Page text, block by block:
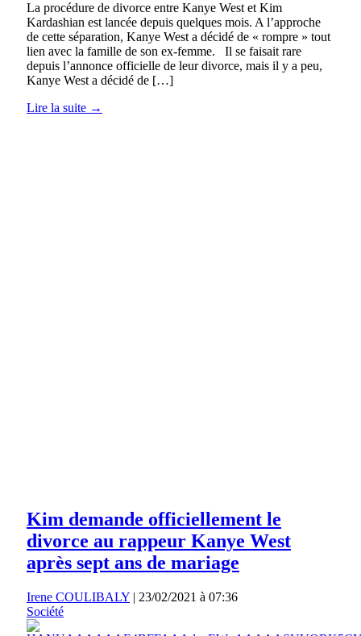
La procédure de divorce entre Kanye West et Kim
Kardashian est lancée depuis quelques mois. A l’approche
de cette séparation, Kanye West a décidé de « rompre » tout
lien avec la famille de son ex-femme. Il se faisait rare
depuis l’annonce officielle de leur divorce, mais il y a peu,
Kanye West a décidé de […]
Lire la suite →
Kim demande officiellement le
divorce au rappeur Kanye West
après sept ans de mariage
Irene COULIBALY | 23/02/2021 à 07:36
Société